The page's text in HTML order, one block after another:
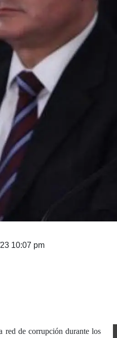
10:07 pm
red de corrupción durante los